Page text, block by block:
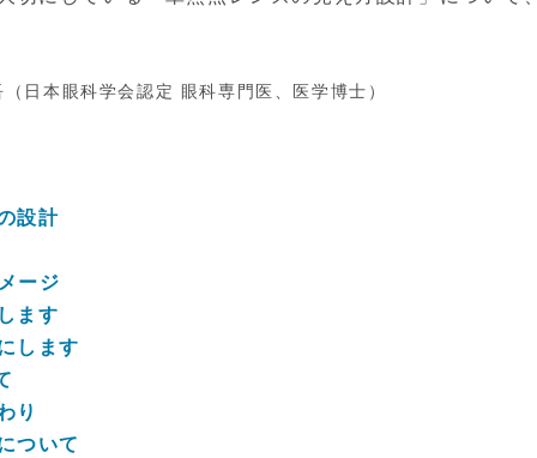
日本眼科学会認定 眼科専門医、医学博士）
設計
ージ
ます
します
り
ついて